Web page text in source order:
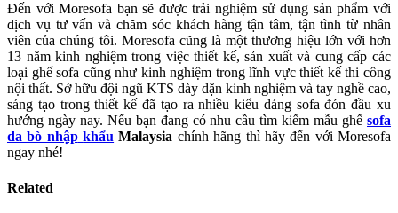
Đến với Moresofa bạn sẽ được trải nghiệm sử dụng sản phẩm với
dịch vụ tư vấn và chăm sóc khách hàng tận tâm, tận tình từ nhân
viên của chúng tôi. Moresofa cũng là một thương hiệu lớn với hơn
13 năm kinh nghiệm trong việc thiết kế, sản xuất và cung cấp các
loại ghế sofa cũng như kinh nghiệm trong lĩnh vực thiết kế thi công
nội thất. Sở hữu đội ngũ KTS dày dặn kinh nghiệm và tay nghề cao,
sáng tạo trong thiết kế đã tạo ra nhiều kiểu dáng sofa đón đầu xu
hướng ngày nay. Nếu bạn đang có nhu cầu tìm kiếm mẫu ghế sofa
da bò nhập khẩu Malaysia chính hãng thì hãy đến với Moresofa
ngay nhé!
Related